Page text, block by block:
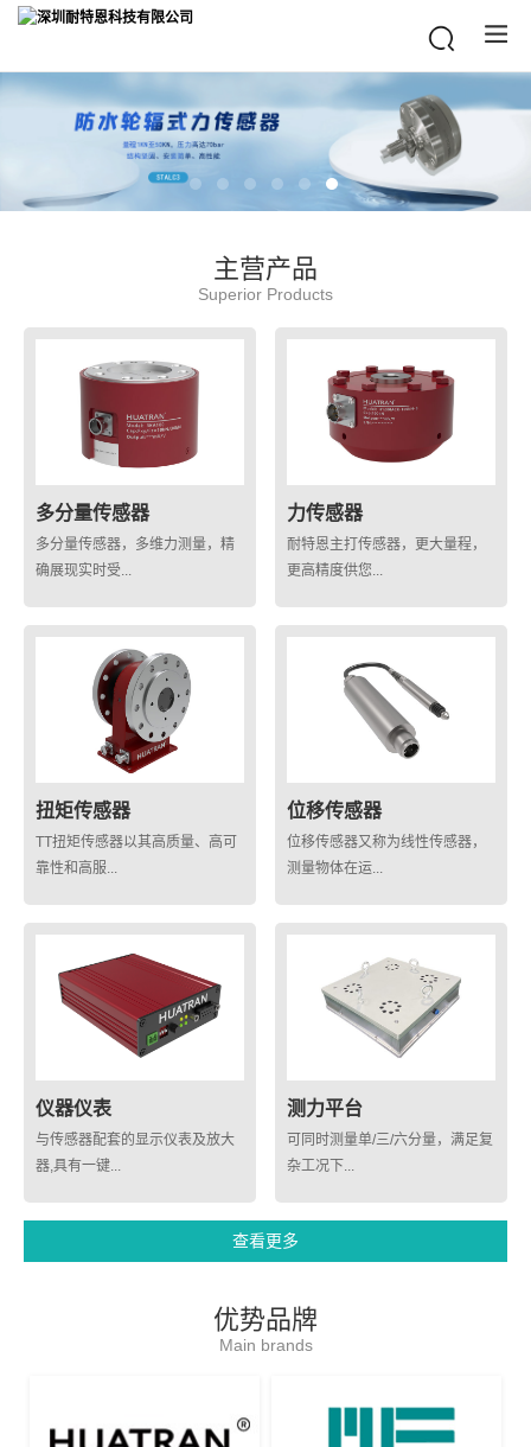
主营产品
Superior Products
多分量传感器
多分量传感器，多维力测量，精
确展现实时受...
力传感器
耐特恩主打传感器，更大量程，
更高精度供您...
扭矩传感器
TT扭矩传感器以其高质量、高可
靠性和高服...
位移传感器
位移传感器又称为线性传感器，
测量物体在运...
仪器仪表
与传感器配套的显示仪表及放大
器,具有一键...
测力平台
可同时测量单/三/六分量，满足复
杂工况下...
查看更多
优势品牌
Main brands